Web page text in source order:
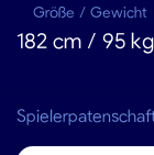
Größe / Gewicht
182 cm / 95 kg